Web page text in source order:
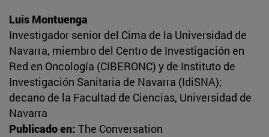
Luis Montuenga
Investigador senior del Cima de la Universidad de
Navarra, miembro del Centro de Investigación en
Red en Oncología (CIBERONC) y de Instituto de
Investigación Sanitaria de Navarra (IdiSNA);
decano de la Facultad de Ciencias, Universidad de
Navarra
Publicado en: The Conversation